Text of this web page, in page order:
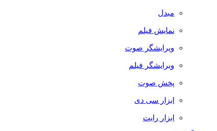
مبدل
نمایش فیلم
ویرایشگر صوت
ویرایشگر فیلم
پخش صوت
ابزار سی دی
ابزار رایت